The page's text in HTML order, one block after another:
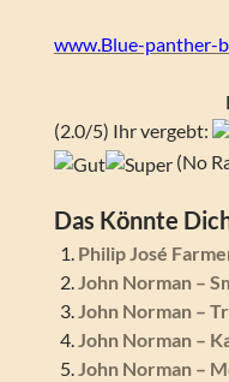
www.Blue-panther-
(2.0/5) Ihr vergebt:
(No
Das Könnte
Philip José
John Norman –
John Norman –
John Norman –
John Norman –